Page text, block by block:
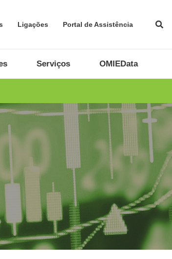
Ligações Portal de Assistência
Serviços OMIEData